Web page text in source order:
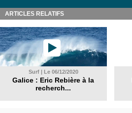
ARTICLES RELATIFS
Surf | Le 06/12/2020
Galice : Eric Rebière à la
recherch...